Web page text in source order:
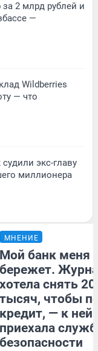
2 млрд рублей и
—
Wildberries
— что
экс-главу
миллионера
МНЕНИЕ
Мой банк меня
бережет.
хотела снять
тысяч, чтобы
кредит, — к
приехала
безопасности